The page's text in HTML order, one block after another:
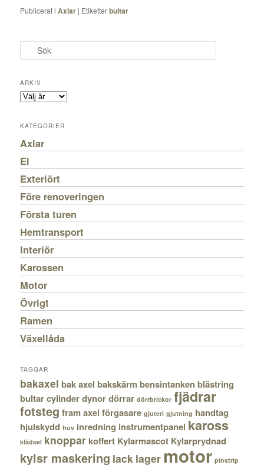
Publicerat i Axlar | Etiketterbultar
ö
ARKIV
KATEGORIER
Axlar
El
Exteriört
Före renoveringen
Första turen
Hemtransport
Interiör
Karossen
Motor
Övrigt
Ramen
Växellåda
TAGGAR
bakaxel bak axel bakskärm bensintanken blästring
bultarcylinderdynordörrar dörrbrickor fjädrar
fotsteg fram axel förgasare gjuteri gjutning handtag
hjulskydd huv inredning instrumentpanel kaross
klädsel knoppar koffert Kylarmascot Kylarprydnad
kylsr maskering lack lager motor pinstrip